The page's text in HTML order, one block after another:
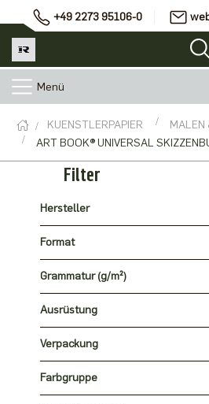
+49 2273 95106-0
Menü
KUENSTLERPAPIER
MALEN
ART BOOK® UNIVERSAL
Filter
Hersteller
Format
Grammatur (g/m²)
Ausrüstung
Verpackung
Farbgruppe